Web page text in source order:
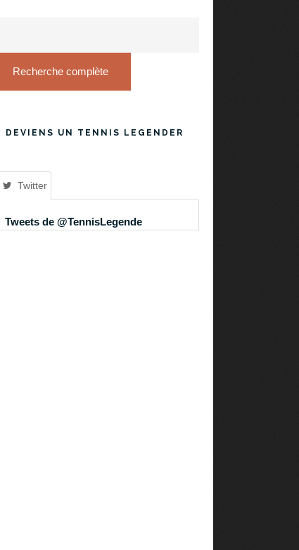
Recherche complète
DEVIENS UN TENNIS LEGENDER
Twitter
Tweets de @TennisLegende